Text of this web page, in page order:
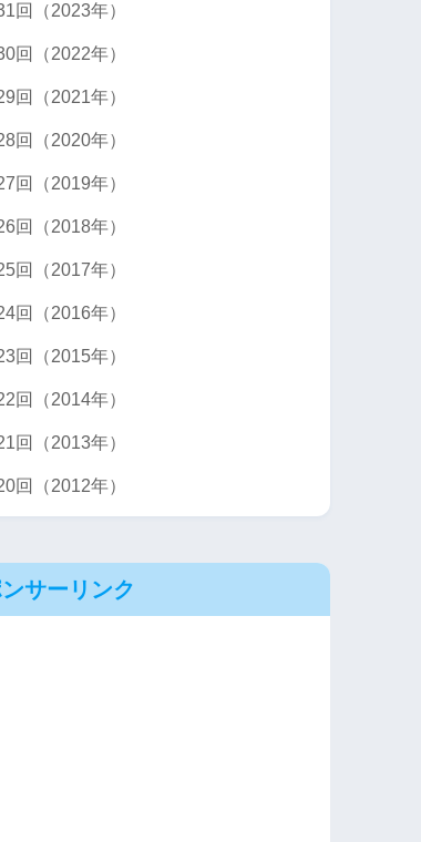
回（2023年）
回（2022年）
回（2021年）
回（2020年）
回（2019年）
回（2018年）
回（2017年）
回（2016年）
回（2015年）
回（2014年）
回（2013年）
回（2012年）
サーリンク